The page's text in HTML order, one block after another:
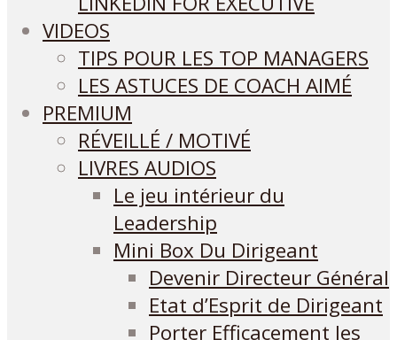
VIDEOS
TIPS POUR LES TOP MANAGERS
LES ASTUCES DE COACH AIMÉ
PREMIUM
RÉVEILLÉ / MOTIVÉ
LIVRES AUDIOS
Le jeu intérieur du
Leadership
Mini Box Du Dirigeant
Devenir Directeur Général
Etat d’Esprit de Dirigeant
Porter Efficacement les